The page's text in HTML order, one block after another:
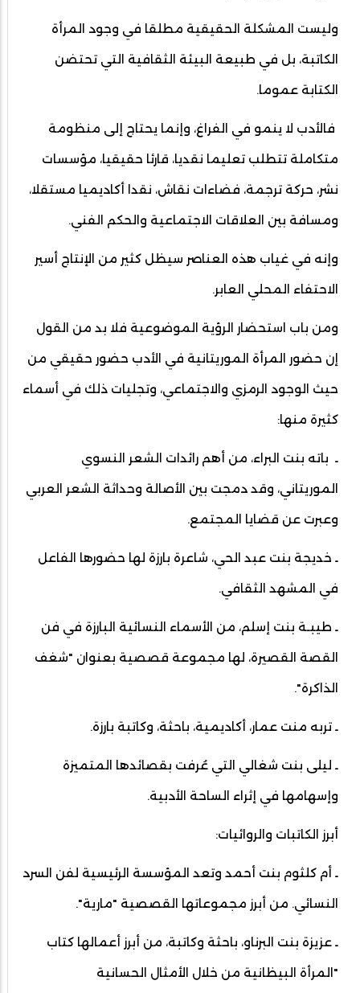
وليست المشكلة الحقيقية مطلقا في وجود المرأة
الكاتبة، بل في طبيعة البيئة الثقافية التي تحتضن
الكتابة عموما.
فالأدب لا ينمو في الفراغ، وإنما يحتاج إلى منظومة
متكاملة تتطلب تعليما نقديا، قارئا حقيقيا، مؤسسات
نشر، حركة ترجمة، فضاءات نقاش، نقدا أكاديميا مستقلا،
ومسافة بين العلاقات الاجتماعية والحكم الفني.
وإنه في غياب هذه العناصر سيظل كثير من الإنتاج أسير
الاحتفاء المحلي العابر.
ومن باب استحضار الرؤية الموضوعية فلا بد من القول
إن حضور المرأة الموريتانية في الأدب حضور حقيقي من
حيث الوجود الرمزي والاجتماعي، وتجليات ذلك في أسماء
كثيرة منها:
ـ باته بنت البراء، من أهم رائدات الشعر النسوي
الموريتاني، وقد دمجت بين الأصالة وحداثة الشعر العربي
وعبرت عن قضايا المجتمع.
ـ خديجة بنت عبد الحي، شاعرة بارزة لها حضورها الفاعل
في المشهد الثقافي.
ـ طيبـة بنت إسلم، من الأسماء النسائية البارزة في فن
القصة القصيرة، لها مجموعة قصصية بعنوان "شغف
الذاكرة".
ـ تربه منت عمار، أكاديمية، باحثة، وكاتبة بارزة.
ـ ليلى بنت شغالي التي عُرفت بقصائدها المتميزة
وإسهامها في إثراء الساحة الأدبية.
أبرز الكاتبات والروائيات:
ـ أم كلثوم بنت أحمد وتعد المؤسسة الرئيسية لفن السرد
النسائي. من أبرز مجموعاتها القصصية "مارية".
ـ عزيزة بنت البرناو، باحثة وكاتبة، من أبرز أعمالها كتاب
"المرأة البيظانية من خلال الأمثال الحسانية